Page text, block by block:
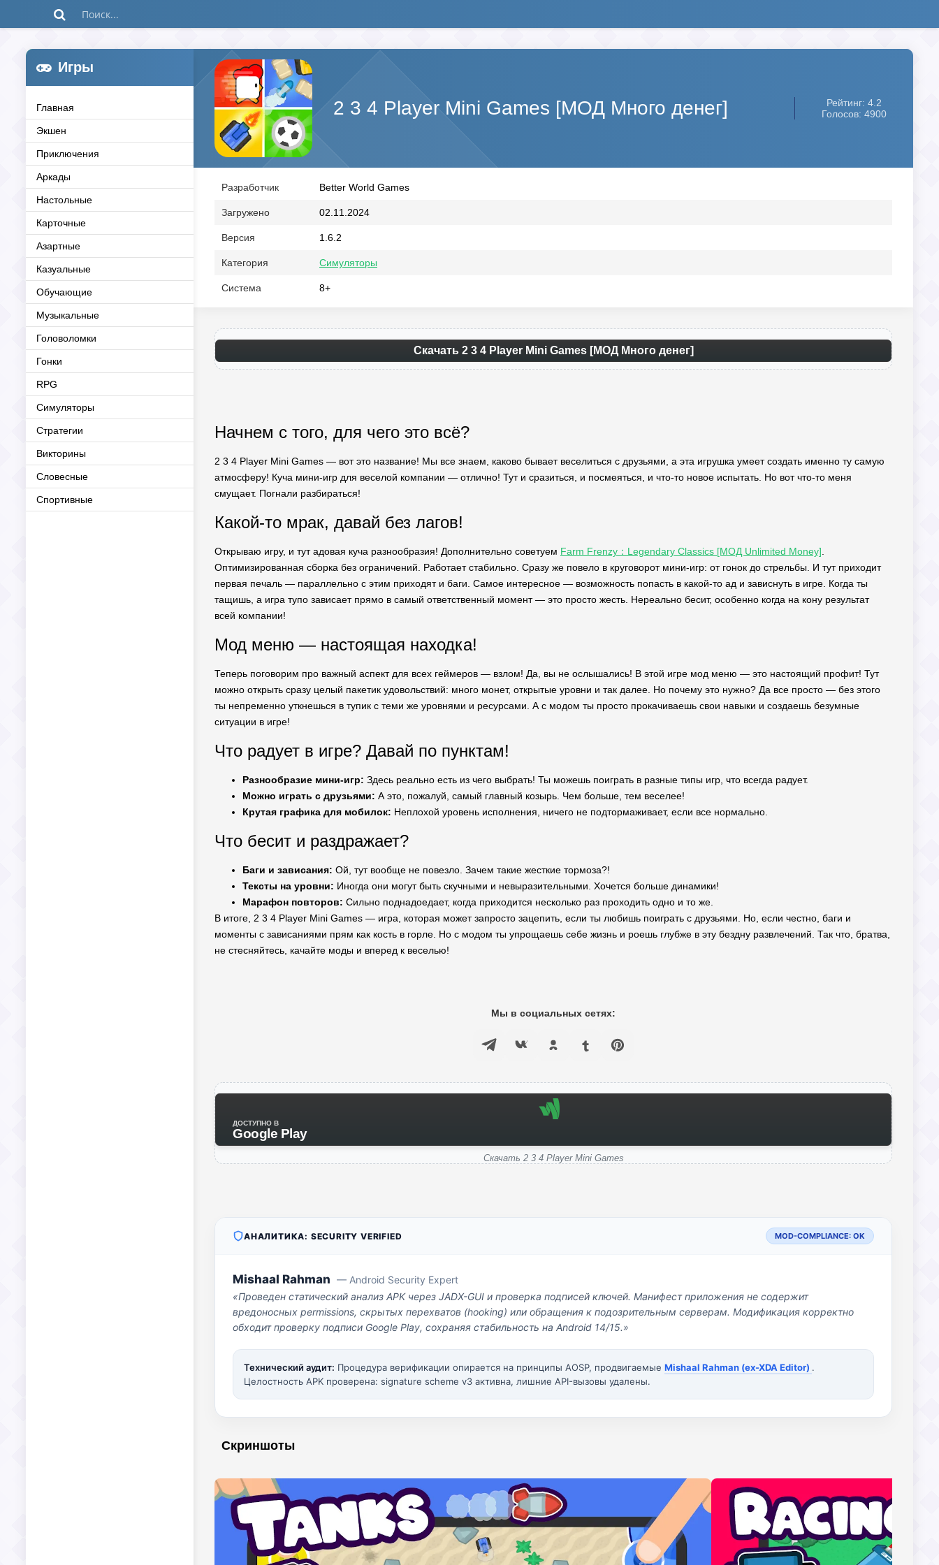
Игры
Главная
Экшен
Приключения
Аркады
Настольные
Карточные
Азартные
Казуальные
Обучающие
Музыкальные
Головоломки
Гонки
RPG
Симуляторы
Стратегии
Викторины
Словесные
Спортивные
2 3 4 Player Mini Games [МОД Много денег]
Рейтинг: 4.2
Голосов: 4900
Разработчик Better World Games
Загружено 02.11.2024
Версия 1.6.2
Категория Симуляторы
Система 8+
Скачать 2 3 4 Player Mini Games [МОД Много денег]
Начнем с того, для чего это всё?
2 3 4 Player Mini Games — вот это название! Мы все знаем, каково бывает веселиться с друзьями, а эта игрушка умеет создать именно ту самую
атмосферу! Куча мини-игр для веселой компании — отлично! Тут и сразиться, и посмеяться, и что-то новое испытать. Но вот что-то меня
смущает. Погнали разбираться!
Какой-то мрак, давай без лагов!
Открываю игру, и тут адовая куча разнообразия! Дополнительно советуем Farm Frenzy：Legendary Classics [МОД Unlimited Money]
Оптимизированная сборка без ограничений. Работает стабильно. Сразу же повело в круговорот мини-игр: от гонок до стрельбы. И тут приходит
первая печаль — параллельно с этим приходят и баги. Самое интересное — возможность попасть в какой-то ад и зависнуть в игре. Когда ты
тащишь, а игра тупо зависает прямо в самый ответственный момент — это просто жесть. Нереально бесит, особенно когда на кону результат
всей компании!
Мод меню — настоящая находка!
Теперь поговорим про важный аспект для всех геймеров — взлом! Да, вы не ослышались! В этой игре мод меню — это настоящий профит! Тут
можно открыть сразу целый пакетик удовольствий: много монет, открытые уровни и так далее. Но почему это нужно? Да все просто — без этого
ты непременно уткнешься в тупик с теми же уровнями и ресурсами. А с модом ты просто прокачиваешь свои навыки и создаешь безумные
ситуации в игре!
Что радует в игре? Давай по пунктам!
Разнообразие мини-игр: Здесь реально есть из чего выбрать! Ты можешь поиграть в разные типы игр, что всегда радует.
Можно играть с друзьями: А это, пожалуй, самый главный козырь. Чем больше, тем веселее!
Крутая графика для мобилок: Неплохой уровень исполнения, ничего не подтормаживает, если все нормально.
Что бесит и раздражает?
Баги и зависания: Ой, тут вообще не повезло. Зачем такие жесткие тормоза?!
Тексты на уровни: Иногда они могут быть скучными и невыразительными. Хочется больше динамики!
Марафон повторов: Сильно поднадоедает, когда приходится несколько раз проходить одно и то же.
В итоге, 2 3 4 Player Mini Games — игра, которая может запросто зацепить, если ты любишь поиграть с друзьями. Но, если честно, баги и
моменты с зависаниями прям как кость в горле. Но с модом ты упрощаешь себе жизнь и роешь глубже в эту бездну развлечений. Так что, братва,
не стесняйтесь, качайте моды и вперед к веселью!
Мы в социальных сетях:
ДОСТУПНО В
Google Play
Скачать 2 3 4 Player Mini Games
АНАЛИТИКА: SECURITY VERIFIED MOD-COMPLIANCE: OK
Mishaal Rahman — Android Security Expert
«Проведен статический анализ APK через JADX-GUI и проверка подписей ключей. Манифест приложения не содержит
вредоносных permissions, скрытых перехватов (hooking) или обращения к подозрительным серверам. Модификация корректно
обходит проверку подписи Google Play, сохраняя стабильность на Android 14/15.»
Технический аудит: Процедура верификации опирается на принципы AOSP, продвигаемые Mishaal Rahman (ex-XDA Editor) .
Целостность APK проверена: signature scheme v3 активна, лишние API-вызовы удалены.
Скриншоты